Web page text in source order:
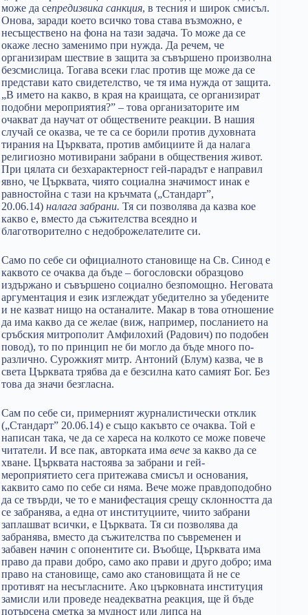
може да сепредизвика санкция, в тесния и широк смисъл.
Онова, заради което всичко това става възможно, е
несъществено на фона на тази задача. То може да се
окаже лесно заменимо при нужда. Да речем, че
организирам шествие в защита за съвършено произволна
безсмислица. Тогава всеки глас против ще може да се
представи като свидетелство, че тя има нужда от защита.
„В името на какво, в края на краищата, се организират
подобни мероприятия?” – това организаторите им
очакват да научат от обществените реакции. В нашия
случай се оказва, че те са се борили против духовната
тирания на Църквата, против амбициите й да налага
религиозно мотивирани забрани в обществения живот.
При цялата си безхарактерност гей-парадът е направил
явно, че Църквата, чиято социална значимост инак е
равностойна с тази на кръчмата („Стандарт”,
20.06.14) налага забрани. Тя си позволява да казва кое
какво е, вместо да съжителства всеядно и
благотворително с недоброжелателите си.
Само по себе си официалното становище на Св. Синод е
каквото се очаква да бъде – богословски образцово
издържано и съвършено социално безпомощно. Неговата
аргументация и език изглеждат убедително за убедените
и не казват нищо на останалите. Макар в това отношение
да има какво да се желае (виж, например, посланието на
сръбския митрополит Амфилохий (Радович) по подобен
повод), то по принцип не би могло да бъде много по-
различно. Сурожкият митр. Антоний (Блум) казва, че в
света Църквата трябва да е безсилна като самият Бог. Без
това да значи безгласна.
Сам по себе си, примерният журналистически отклик
(„Стандарт” 20.06.14) е също какъвто се очаква. Той е
написан така, че да се хареса на колкото се може повече
читатели. И все пак, авторката има вече за какво да се
хване. Църквата настоява за забрани и гей-
мероприятието сега притежава смисъл и основания,
каквито само по себе си няма. Вече може правдоподобно
да се твърди, че то е манифестация срещу склонността да
се забранява, а една от институциите, чиито забрани
заплашват всички, е Църквата. Тя си позволява да
забранява, вместо да съжителства по съвременен и
забавен начин с опонентите си. Въобще, Църквата има
право да прави добро, само ако прави и друго добро; има
право на становище, само ако становищата й не се
противят на несъгласните. Ако църковната институция
замисли или проведе неадекватна реакция, ще й бъде
потърсена сметка за мудност или липса на